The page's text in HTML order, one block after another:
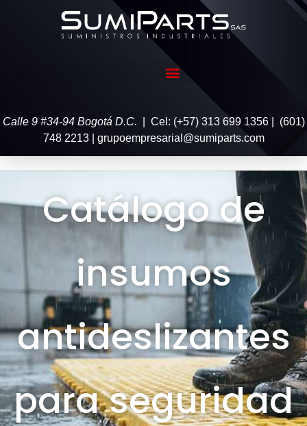
Calle 9 #34-94 Bogotá D.C. | Cel: (+57) 313 699 1356 | (601)
748 2213 | grupoempresarial@sumiparts.com
Catálogo de
insumos
antideslizantes
para seguridad